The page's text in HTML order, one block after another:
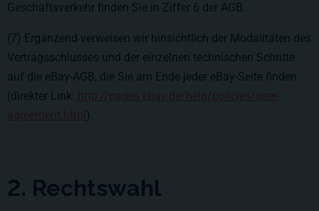
Geschäftsverkehr finden Sie in Ziffer 6 der AGB.
(7) Ergänzend verweisen wir hinsichtlich der Modalitäten des
Vertragsschlusses und der einzelnen technischen Schritte
auf die eBay-AGB, die Sie am Ende jeder eBay-Seite finden
(direkter Link:
).
2. Rechtswahl